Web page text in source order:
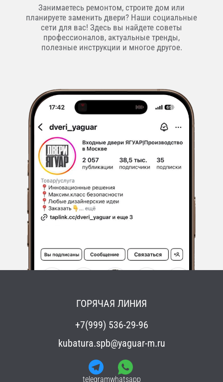
Занимаетесь ремонтом, строите дом или
планируете заменить двери? Наши социальные
сети для вас! Здесь вы найдете советы
профессионалов, актуальные тренды,
полезные инструкции и многое другое.
ГОРЯЧАЯ ЛИНИЯ
+7(999) 536-29-96
kubatura.spb@yaguar-m.ru
telegramwhatsapp